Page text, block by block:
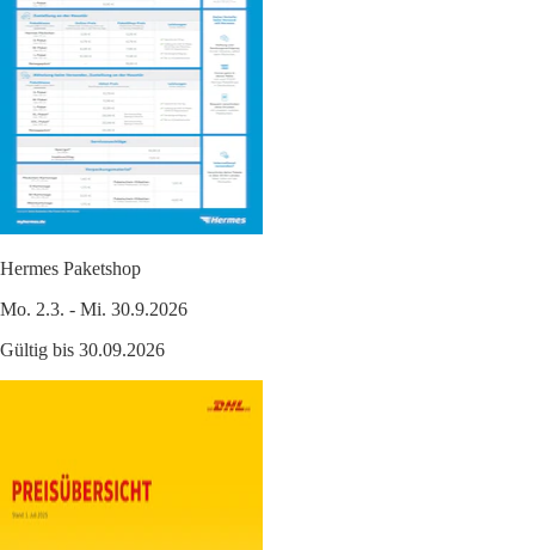
Hermes Paketshop
Mo. 2.3. - Mi. 30.9.2026
Gültig bis 30.09.2026